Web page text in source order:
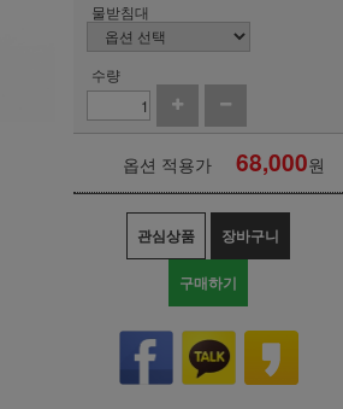
물받침대
수량
옵션 적용가 68,000원
관심상품 장바구니
구매하기